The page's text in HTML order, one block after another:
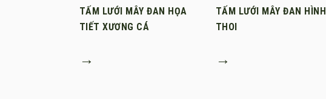
TẤM LƯỚI MÂY ĐAN HỌA
TIẾT XƯƠNG CÁ
→
TẤM LƯỚI MÂY ĐAN HÌNH
THOI
→